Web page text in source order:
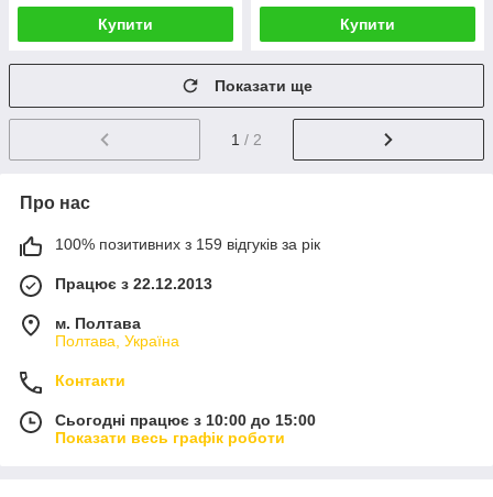
Купити Купити
Показати ще
1 / 2
Про нас
100% позитивних з 159 відгуків за рік
Працює з 22.12.2013
м. Полтава
Полтава, Україна
Контакти
Сьогодні працює з 10:00 до 15:00
Показати весь графік роботи